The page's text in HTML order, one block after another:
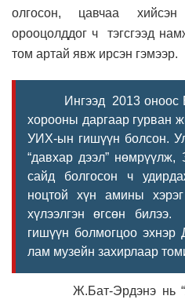
олгосон, цавчаа
орооцолддог ч тэгсгээд
том артай явж ирсэн гэмээр.
Ингээд 2013 оноос
хорооны даргаар гурван
УИХ-ын гишүүн болсон.
“давхар дээл” нөмрүүлж,
сайд болгосон ч
ноцтой хүн амины
хүлээлгэн өгсөн
гишүүн болмогцоо эхнэр
лам музейн захирлаар
Ж.Бат-Эрдэнэ нь